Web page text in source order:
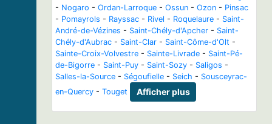
- Nogaro - Ordan-Larroque - Ossun - Ozon - Pinsac
- Pomayrols - Rayssac - Rivel - Roquelaure - Saint-
André-de-Vézines - Saint-Chély-d'Apcher - Saint-
Chély-d'Aubrac - Saint-Clar - Saint-Côme-d'Olt -
Sainte-Croix-Volvestre - Sainte-Livrade - Saint-Pé-
de-Bigorre - Saint-Puy - Saint-Sozy - Saligos -
Salles-la-Source - Ségoufielle - Seich - Sousceyrac-
en-Quercy - Touget Afficher plus